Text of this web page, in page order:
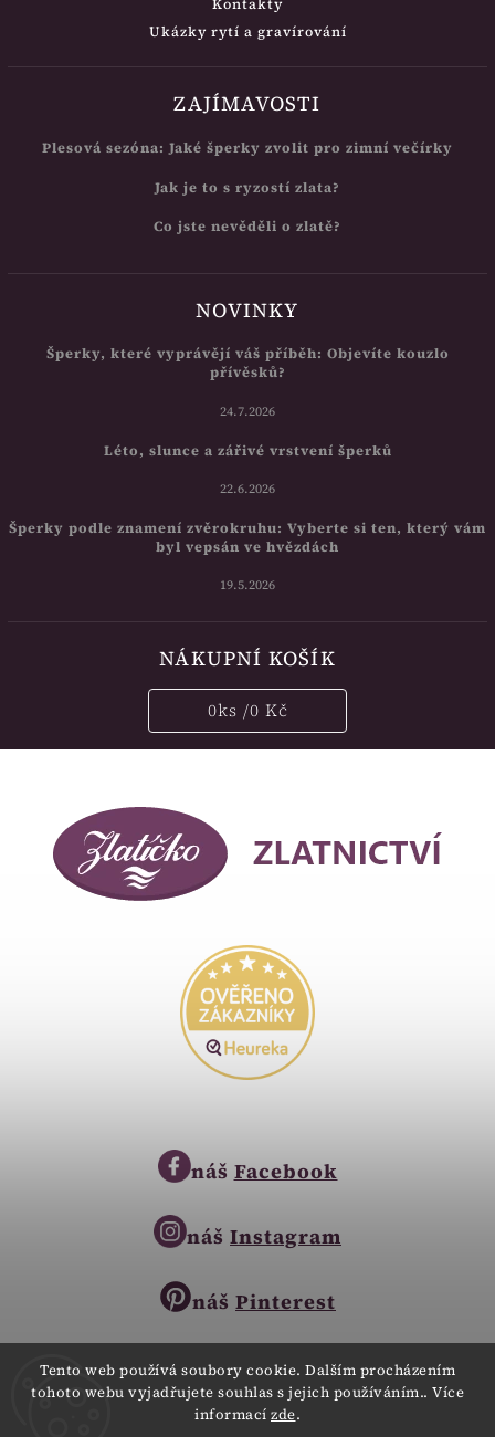
Tento web používá soubory cookie. Dalším procházením
tohoto webu vyjadřujete souhlas s jejich používáním.. Více
informací zde.
Kontakty
Ukázky rytí a gravírování
ZAJÍMAVOSTI
Plesová sezóna: Jaké šperky zvolit pro zimní večírky
Jak je to s ryzostí zlata?
Co jste nevěděli o zlatě?
NOVINKY
Šperky, které vyprávějí váš příběh: Objevíte kouzlo
přívěsků?
24.7.2026
Léto, slunce a zářivé vrstvení šperků
22.6.2026
Šperky podle znamení zvěrokruhu: Vyberte si ten, který vám
byl vepsán ve hvězdách
19.5.2026
NÁKUPNÍ KOŠÍK
0ks /0 Kč
náš Facebook
náš Instagram
náš Pinterest
Copyright © 2023